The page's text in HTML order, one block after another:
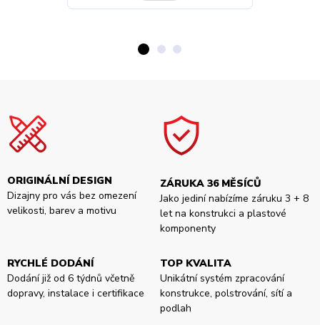
ORIGINÁLNÍ DESIGN
Dizajny pro vás bez omezení
velikosti, barev a motivu
ZÁRUKA 36 MĚSÍCŮ
Jako jediní nabízíme záruku 3 + 8
let na konstrukci a plastové
komponenty
RYCHLÉ DODÁNÍ
Dodání již od 6 týdnů včetně
dopravy, instalace i certifikace
TOP KVALITA
Unikátní systém zpracování
konstrukce, polstrování, sítí a
podlah